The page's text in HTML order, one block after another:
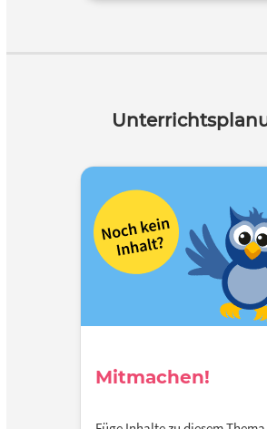
Mitmachen!